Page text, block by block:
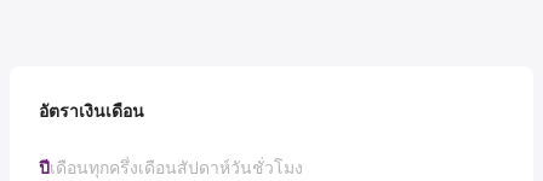
อัตราเงินเดือน
ปีเดือนทุกครึ่งเดือนสัปดาห์วันชั่วโมง